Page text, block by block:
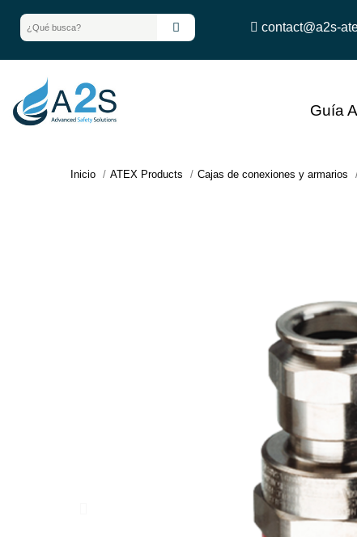
contact@a2s-
Guía
Inicio ATEX Products Cajas de conexiones y armarios